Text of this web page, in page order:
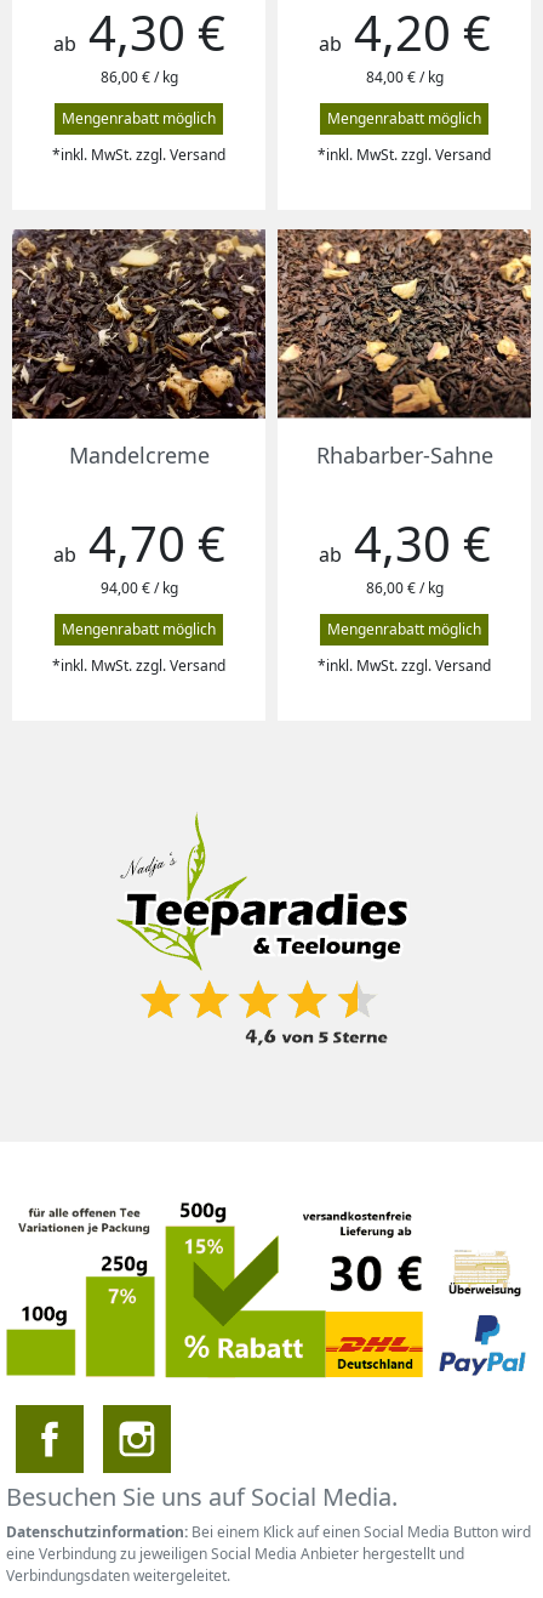
Preis
ab 4,30 €
86,00 € / kg
Mengenrabatt möglich
*inkl. MwSt. zzgl. Versand
Preis
ab 4,20 €
84,00 € / kg
Mengenrabatt möglich
*inkl. MwSt. zzgl. Versand
Mandelcreme
Preis
ab 4,70 €
94,00 € / kg
Mengenrabatt möglich
*inkl. MwSt. zzgl. Versand
Rhabarber-Sahne
Preis
ab 4,30 €
86,00 € / kg
Mengenrabatt möglich
*inkl. MwSt. zzgl. Versand
Besuchen Sie uns auf Social Media.
Datenschutzinformation: Bei einem Klick auf einen Social Media Button wird
eine Verbindung zu jeweiligen Social Media Anbieter hergestellt und
Verbindungsdaten weitergeleitet.